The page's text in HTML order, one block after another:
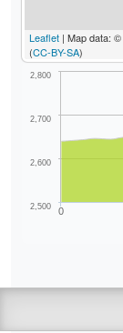
Leaflet | Map data: ©
(CC-BY-SA)
0
2,500
2,600
2,700
2,800